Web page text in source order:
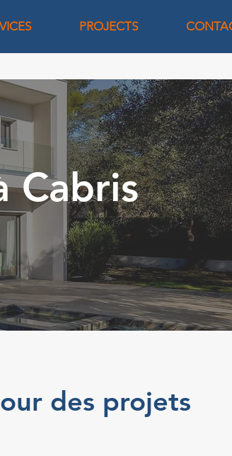
PROJECTS
Cabris
des projets